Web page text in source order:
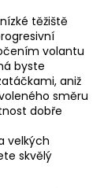
těžiště
volantu
byste
aniž
směru
dobře
velkých
skvělý